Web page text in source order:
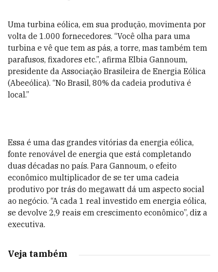
Uma turbina eólica, em sua produção, movimenta por
volta de 1.000 fornecedores. “Você olha para uma
turbina e vê que tem as pás, a torre, mas também tem
parafusos, fixadores etc.”, afirma Elbia Gannoum,
presidente da Associação Brasileira de Energia Eólica
(Abeeólica). “No Brasil, 80% da cadeia produtiva é
local.”
Essa é uma das grandes vitórias da energia eólica,
fonte renovável de energia que está completando
duas décadas no país. Para Gannoum, o efeito
econômico multiplicador de se ter uma cadeia
produtivo por trás do megawatt dá um aspecto social
ao negócio. “A cada 1 real investido em energia eólica,
se devolve 2,9 reais em crescimento econômico”, diz a
executiva.
Veja também